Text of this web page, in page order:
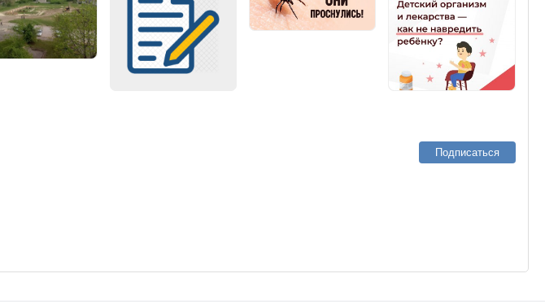
Подписаться